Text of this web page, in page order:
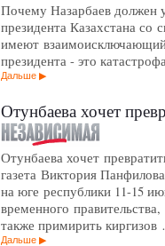
Почему Назарбаев должен
президента Казахстана со
имеют
президента - это
Дальше
Отунбаева хочет
Отунбаева хочет
газета Виктория
на юге республики 11-15
временного
также примирить
Дальше